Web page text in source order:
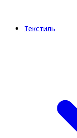
Текстиль